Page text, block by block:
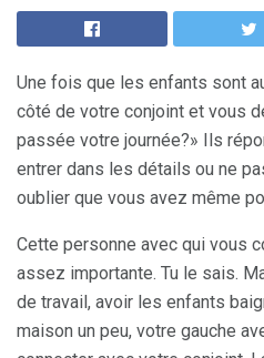
Une fois que les enfants sont
côté de votre conjoint et vous
passée votre journée?» Ils
entrer dans les détails ou ne
oublier que vous avez même
Cette personne avec qui vous
assez importante. Tu le sais.
de travail, avoir les enfants
maison un peu, votre gauche